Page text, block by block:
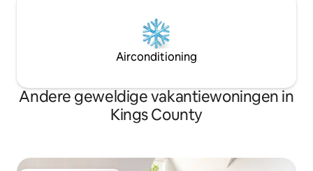
Airconditioning
Andere geweldige vakantiewoningen in
Kings County